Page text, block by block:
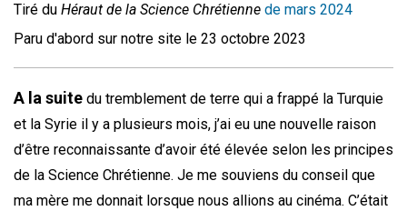
Tiré du Héraut de la Science Chrétienne de mars 2024
Paru d'abord sur notre site le 23 octobre 2023
A la suite du tremblement de terre qui a frappé la Turquie
et la Syrie il y a plusieurs mois, j’ai eu une nouvelle raison
d’être reconnaissante d’avoir été élevée selon les principes
de la Science Chrétienne. Je me souviens du conseil que
ma mère me donnait lorsque nous allions au cinéma. C’était